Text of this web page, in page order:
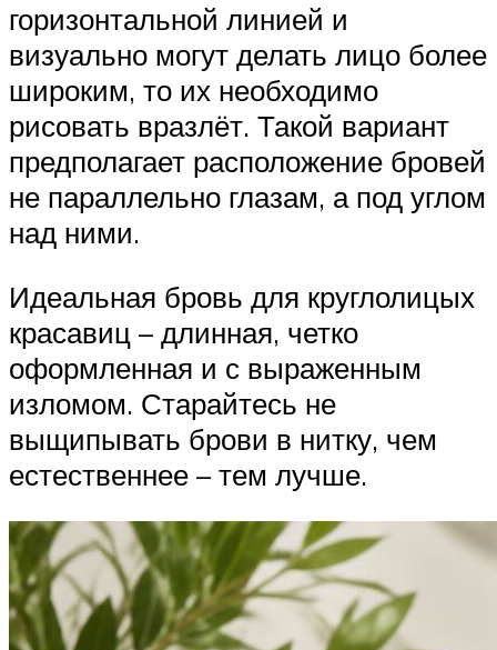
горизонтальной линией и
визуально могут делать лицо более
широким, то их необходимо
рисовать вразлёт. Такой вариант
предполагает расположение бровей
не параллельно глазам, а под углом
над ними.
Идеальная бровь для круглолицых
красавиц – длинная, четко
оформленная и с выраженным
изломом. Старайтесь не
выщипывать брови в нитку, чем
естественнее – тем лучше.